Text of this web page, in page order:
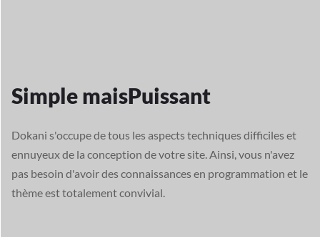
Simple maisPuissant
Dokani s'occupe de tous les aspects techniques difficiles et
ennuyeux de la conception de votre site. Ainsi, vous n'avez
pas besoin d'avoir des connaissances en programmation et le
thème est totalement convivial.